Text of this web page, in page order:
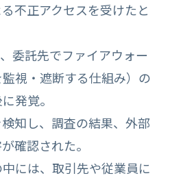
不正アクセスを受けたと
委託先でファイアウォー
視・遮断する仕組み）の
発覚。
知し、調査の結果、外部
確認された。
には、取引先や従業員に